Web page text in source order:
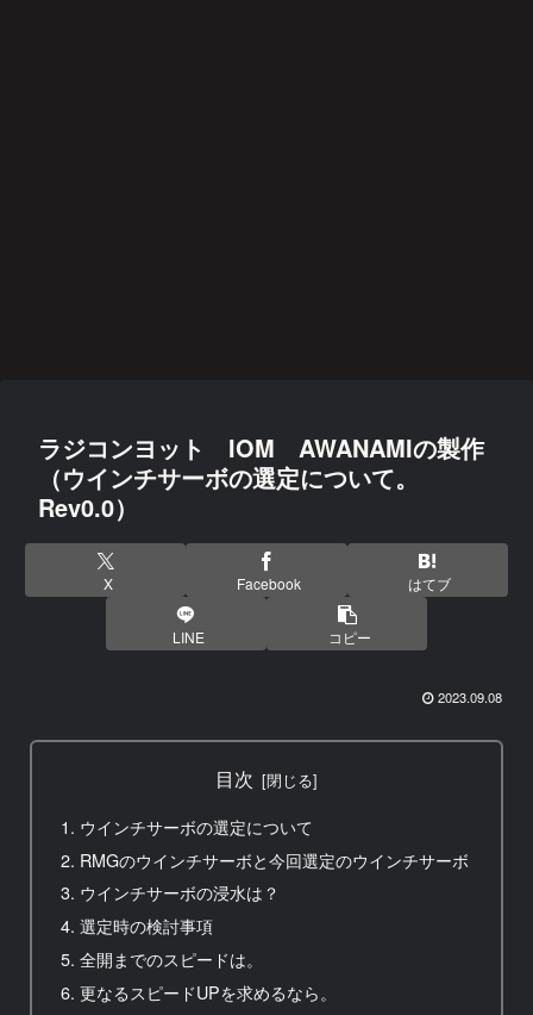
ラジコンヨット IOM AWANAMIの製作
（ウインチサーボの選定について。
Rev0.0）
X Facebook はてブ
LINE コピー
2023.09.08
目次
ウインチサーボの選定について
RMGのウインチサーボと今回選定のウインチサーボ
ウインチサーボの浸水は？
選定時の検討事項
全開までのスピードは。
更なるスピードUPを求めるなら。